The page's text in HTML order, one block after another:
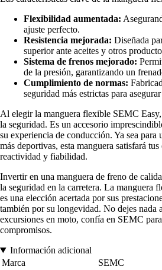
Flexibilidad aumentada:
ajuste perfecto.
Resistencia mejorada: Diseñada
superior ante aceites y otros
Sistema de frenos mejorado:
de la presión, garantizando un
Cumplimiento de normas:
seguridad más estrictas para
Al elegir la manguera flexible SEMC
la seguridad. Es un accesorio
su experiencia de conducción. Ya sea para
más deportivas, esta manguera satisfará
reactividad y fiabilidad.
Invertir en una manguera de freno de
la seguridad en la carretera. La manguera
es una elección acertada por sus
también por su longevidad. No dejes nada
excursiones en moto, confía en SEMC
compromisos.
Información adicional
Marca
SEMC